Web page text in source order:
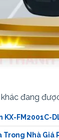
đang
KX-FM2001C-
Trong Nhà Giá